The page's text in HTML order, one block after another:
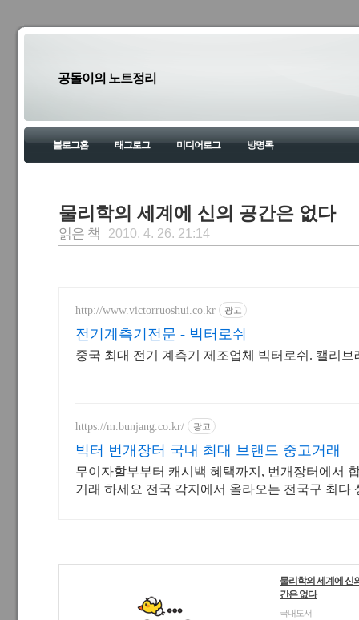
공돌이의 노트정리
블로그홈 태그로그 미디어로그 방명록
물리학의 세계에 신의 공간은 없다
읽은 책 2010. 4. 26. 21:14
http://www.victorruoshui.co.kr 광고
전기계측기전문 - 빅터로쉬
중국 최대 전기 계측기 제조업체 빅터로쉬. 캘리
https://m.bunjang.co.kr/ 광고
빅터 번개장터 국내 최대 브랜드 중고거래
무이자할부부터 캐시백 혜택까지, 번개장터에서
거래 하세요 전국 각지에서 올라오는 전국구 최다
물리학의 세계에 신
간은 없다
국내도서